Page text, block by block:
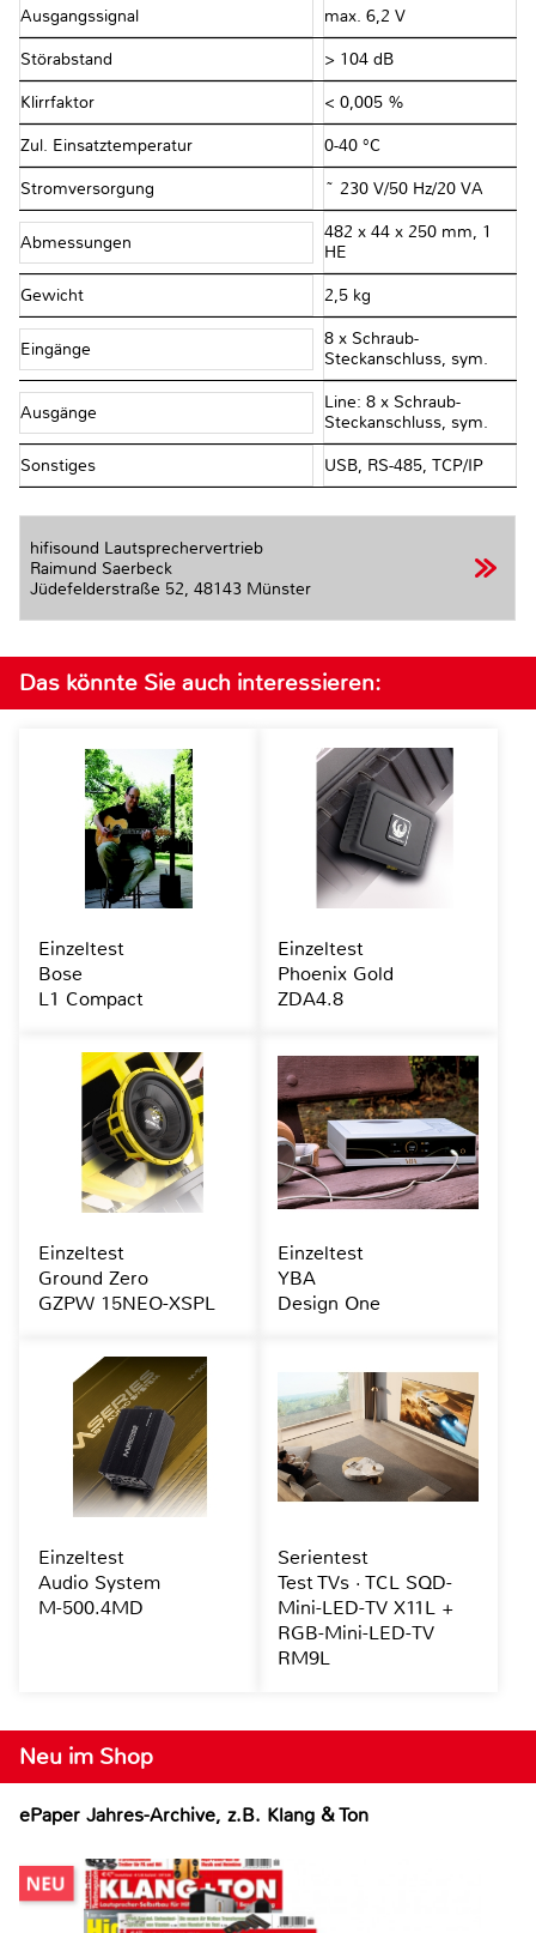
Ausgangssignal max. 6,2 V
Störabstand > 104 dB
Klirrfaktor < 0,005 %
Zul. Einsatztemperatur 0-40 °C
Stromversorgung ~ 230 V/50 Hz/20 VA
Abmessungen
482 x 44 x 250 mm, 1
HE
Gewicht 2,5 kg
Eingänge
8 x Schraub-
Steckanschluss, sym.
Ausgänge
Line: 8 x Schraub-
Steckanschluss, sym.
Sonstiges USB, RS-485, TCP/IP
hifisound Lautsprechervertrieb
Raimund Saerbeck
Jüdefelderstraße 52, 48143 Münster
Neu im Shop
ePaper Jahres-Archive, z.B. Klang & Ton
Das könnte Sie auch interessieren:
Einzeltest
Bose
L1 Compact
Einzeltest
Phoenix Gold
ZDA4.8
Einzeltest
Ground Zero
GZPW 15NEO-XSPL
Einzeltest
YBA
Design One
Einzeltest
Audio System
M-500.4MD
Serientest
Test TVs · TCL SQD-
Mini-LED-TV X11L +
RGB-Mini-LED-TV
RM9L